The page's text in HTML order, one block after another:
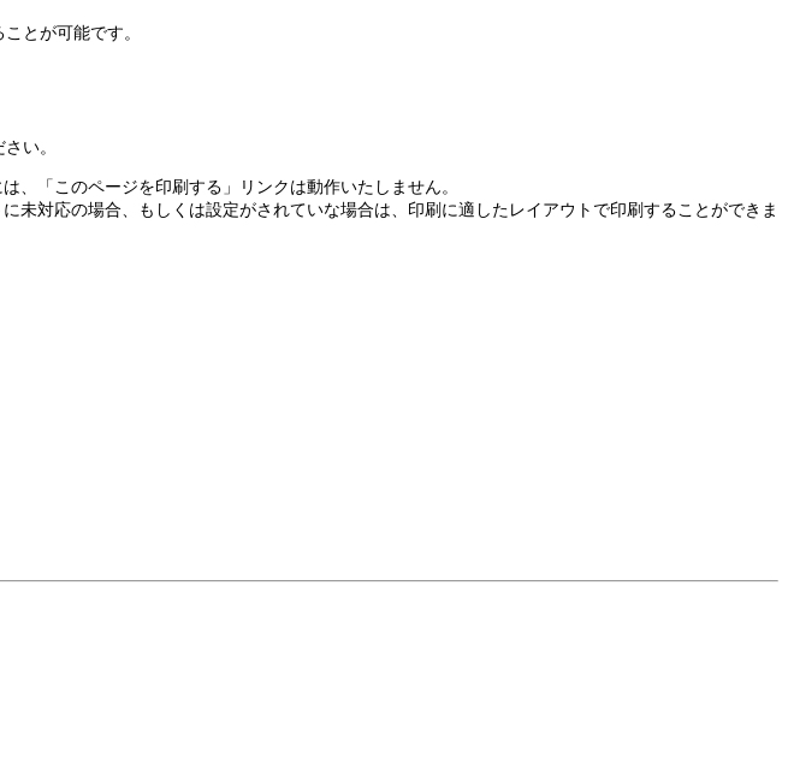
とが可能です。
い。
、「このページを印刷する」リンクは動作いたしません。
対応の場合、もしくは設定がされていな場合は、印刷に適したレイアウトで印刷することができま